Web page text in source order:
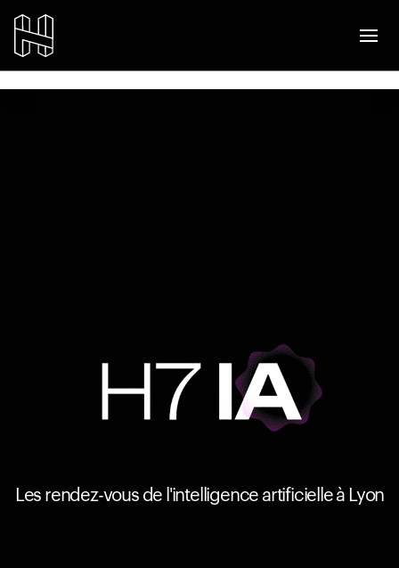
Les rendez-vous de l'intelligence artificielle à Lyon